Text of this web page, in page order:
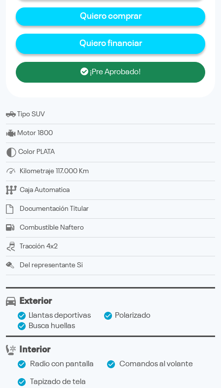
Quiero comprar
Quiero financiar
¡Pre Aprobado!
Tipo SUV
Motor 1800
Color PLATA
Kilometraje 117.000 Km
Caja Automatica
Documentación titular
Combustible Naftero
Tracción 4x2
Del representante Si
Exterior
Llantas deportivas
Polarizado
Busca huellas
Interior
Radio con pantalla Comandos al volante
Tapizado de tela